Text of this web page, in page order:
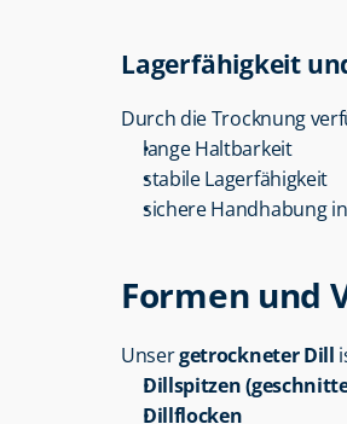
Lagerfähigkeit
Durch die Trocknung
lange Haltbarkeit
stabile Lagerfähigkeit
sichere Handhabung
Formen und
Unser getrockneter Dill
Dillspitzen
Dillflocken